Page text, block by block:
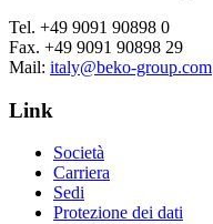
Tel. +49 9091 90898 0
Fax. +49 9091 90898 29
Mail: italy@beko-group.com
Link
Società
Carriera
Sedi
Protezione dei dati